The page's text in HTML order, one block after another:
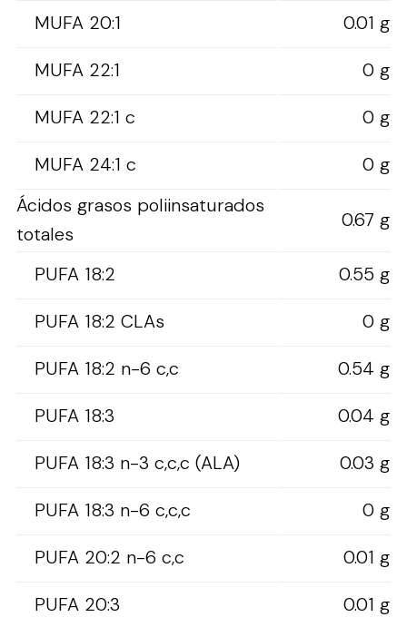
MUFA 20:1
0.01 g
MUFA 22:1
0 g
MUFA 22:1 c
0 g
MUFA 24:1 c
0 g
Ácidos grasos poliinsaturados
totales
0.67 g
PUFA 18:2
0.55 g
PUFA 18:2 CLAs
0 g
PUFA 18:2 n-6 c,c
0.54 g
PUFA 18:3
0.04 g
PUFA 18:3 n-3 c,c,c (ALA)
0.03 g
PUFA 18:3 n-6 c,c,c
0 g
PUFA 20:2 n-6 c,c
0.01 g
PUFA 20:3
0.01 g